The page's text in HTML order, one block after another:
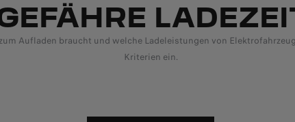
Aufladen braucht und welche Ladeleistungen von
Kriterien ein.